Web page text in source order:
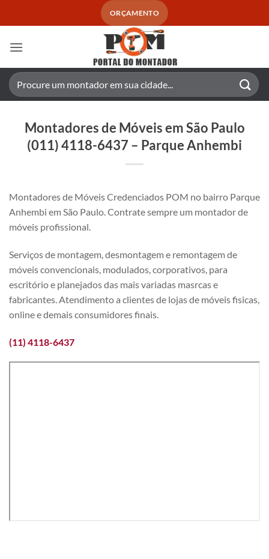
ORÇAMENTO
Pesquisar
por:
Montadores de Móveis em São Paulo
(011) 4118-6437 – Parque Anhembi
Montadores de Móveis Credenciados POM no bairro Parque
Anhembi em São Paulo. Contrate sempre um montador de
móveis profissional.
Serviços de montagem, desmontagem e remontagem de
móveis convencionais, modulados, corporativos, para
escritório e planejados das mais variadas masrcas e
fabricantes. Atendimento a clientes de lojas de móveis fisicas,
online e demais consumidores finais.
(11) 4118-6437